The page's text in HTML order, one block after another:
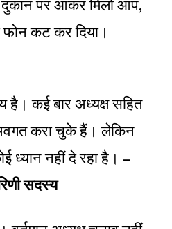
पर आकर मिलो आप,
कट कर दिया।
है। कई बार अध्यक्ष सहित
करा चुके हैं। लेकिन
ध्यान नहीं दे रहा है। –
सदस्य